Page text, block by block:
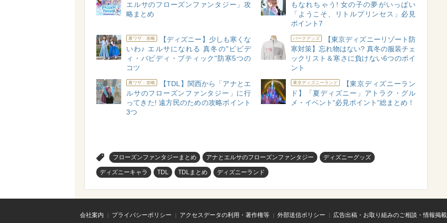
エルサのフローズンファンタジー」攻
略まとめ
もなれちゃう! 女の子の夢がいっぱい
「ようこそ、リトルプリンセス」必見
ポイント7
裏ワザ・攻略
【ディズニー】少しも寒くな
いわ♪ エルサになれる 真冬の"ビビデ
ィ・バビディ・ブティック"防寒5つの
コツ
パークグッズ
【東京ディズニーリゾート防
寒対策】忘れ物はない? 真冬の服装チェ
ックリスト＆寒さに負けない6つのポイ
ント
裏ワザ・攻略
【TDL】関西から「アナとエ
ルサのフローズンファンタジー」に行
ってきた! 遠方民のための攻略ポイント
3つ
東京ディズニーランド
【東京ディズニーラン
ド】「夏ディズニー」アトラク・グル
メ・イベント“必見ポイント”総まとめ！
フローズンファンタジーまとめ アナとエルサのフローズンファンタジー ディズニーグッズ
ディズニーキャラ TDL TDLまとめ ディズニーランド
会社案内 プライバシーポリシー アクセスデータの利用・著作権等 外部送信ポリシー 広告出稿・お取り組みのご相談・情報掲